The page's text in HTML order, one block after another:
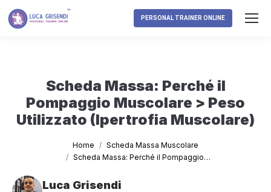
PERSONAL TRAINER ONLINE
Scheda Massa: Perché il
Pompaggio Muscolare > Peso
Utilizzato (Ipertrofia Muscolare)
Home
Scheda Massa Muscolare
Scheda Massa: Perché il Pompaggio…
Luca Grisendi